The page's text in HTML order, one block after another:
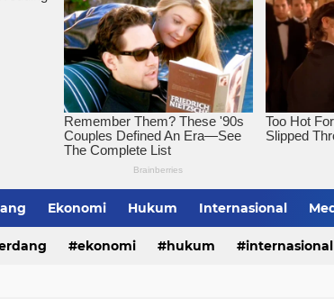
Ekonomi Hukum Internasional
Tebing Tinggi
ekonomi hukum internasional